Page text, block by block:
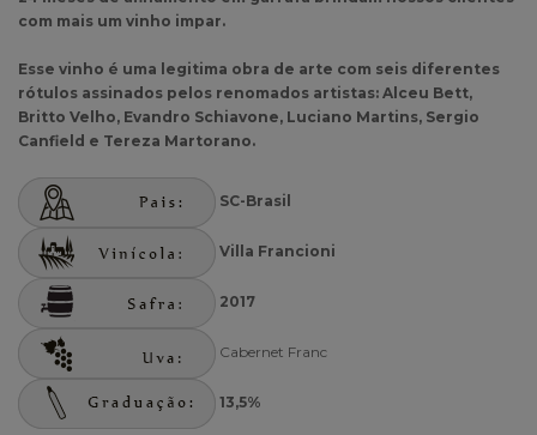
com mais um vinho impar.
Esse vinho é uma legitima obra de arte com seis diferentes
rótulos assinados pelos renomados artistas: Alceu Bett,
Britto Velho, Evandro Schiavone, Luciano Martins, Sergio
Canfield e Tereza Martorano.
SC-Brasil
Villa Francioni
2017
Cabernet Franc
13,5%